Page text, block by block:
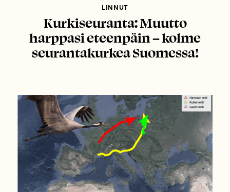
LINNUT
Kurkiseuranta: Muutto
harppasi eteenpäin – kolme
seurantakurkea Suomessa!